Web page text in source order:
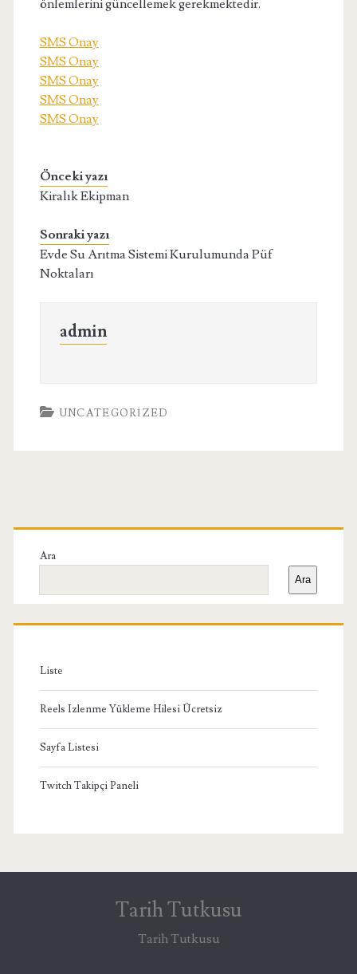
önlemlerini güncellemek gerekmektedir.
SMS Onay
SMS Onay
SMS Onay
SMS Onay
SMS Onay
Önceki yazı
Kiralık Ekipman
Sonraki yazı
Evde Su Arıtma Sistemi Kurulumunda Püf
Noktaları
admin
UNCATEGORIZED
Birincil
Yan
Menü
Ara
Ara
Liste
Reels Izlenme Yükleme Hilesi Ücretsiz
Sayfa Listesi
Twitch Takipçi Paneli
Tarih Tutkusu
Tarih Tutkusu